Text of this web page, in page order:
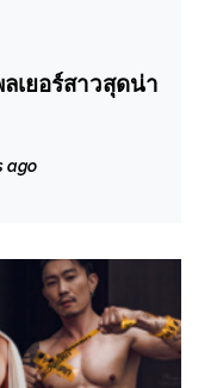
เยอร์สาวสุดน่า
ago